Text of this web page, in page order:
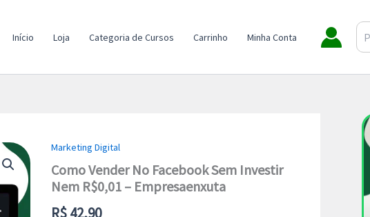
Início Loja Categoria de Cursos Carrinho Minha Conta
Marketing Digital
Como Vender No Facebook Sem Investir
Nem R$0,01 – Empresaenxuta
R$42,90
Como
Vender
No
Facebook
Sem